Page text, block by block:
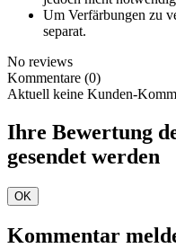
Um Verfärbungen zu
separat.
No reviews
Kommentare (0)
Aktuell keine Kunden-
Ihre Bewertung
gesendet werden
OK
Kommentar